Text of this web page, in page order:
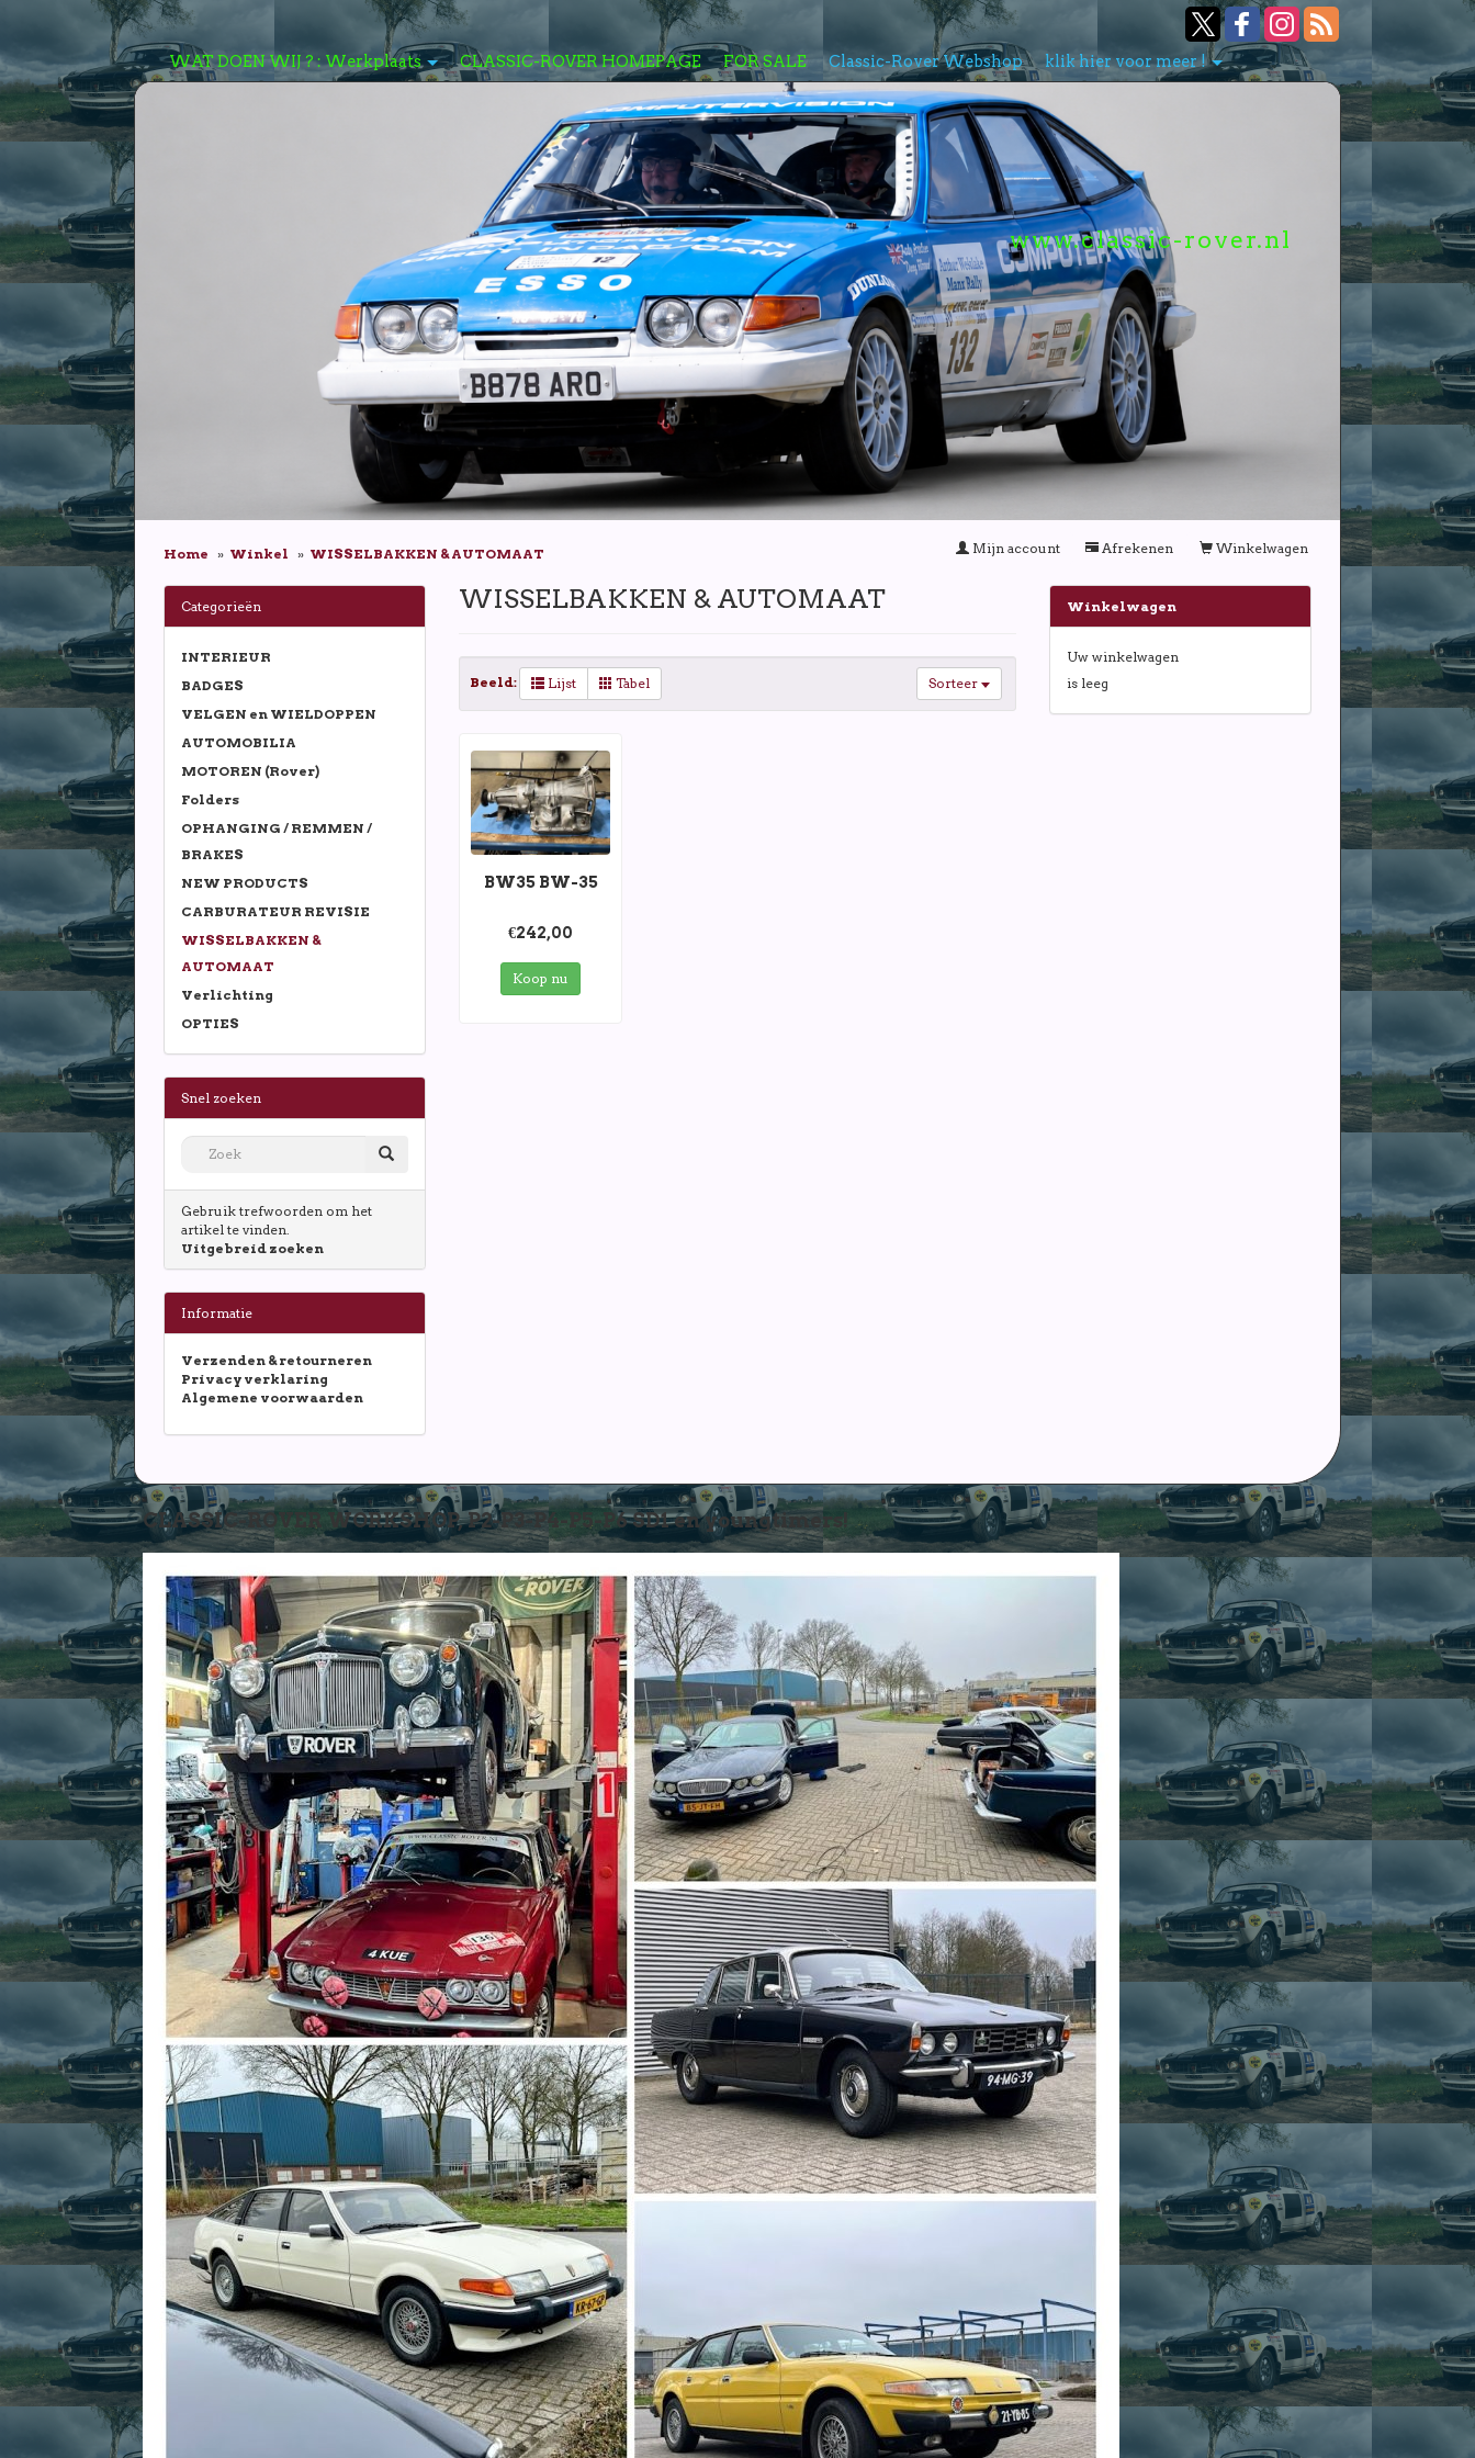
www.classic-rover.nl
WAT DOEN WIJ ? : Werkplaats CLASSIC-ROVER HOMEPAGE FOR SALE Classic-Rover Webshop klik hier voor meer !
Home Winkel WISSELBAKKEN & AUTOMAAT Winkelwagen
Afrekenen
Mijn account
WISSELBAKKEN & AUTOMAAT
Sorteer
Beeld: Lijst Tabel
BW35 BW-35
€242,00
Koop nu
Categorieën
INTERIEUR
BADGES
VELGEN en WIELDOPPEN
AUTOMOBILIA
MOTOREN (Rover)
Folders
OPHANGING / REMMEN /
BRAKES
NEW PRODUCTS
CARBURATEUR REVISIE
WISSELBAKKEN &
AUTOMAAT
Verlichting
OPTIES
Snel zoeken
Gebruik trefwoorden om het
artikel te vinden.
Uitgebreid zoeken
Informatie
Verzenden & retourneren
Privacy verklaring
Algemene voorwaarden
Winkelwagen
Uw winkelwagen
is leeg
CLASSIC-ROVER WORKSHOP, P2-P3-P4-P5-P6 SD1 en youngtimers!